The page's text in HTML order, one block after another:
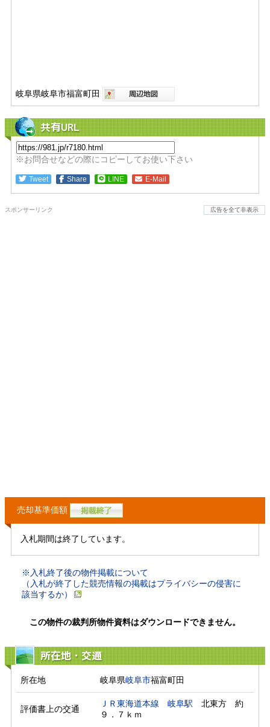
岐阜県岐阜市福富町田
共有URL
※お問合せなどの際にコピーしてお使い下さい
Tweet Share LINE E-Mail
スポンサーリンク 広告を全て非表示
売却基準価額
入札期間は終了しています。
※入札終了後の物件掲載について
（入札が終了した競売情報の掲載はプライバシーの侵害に
該当するか）
この物件の裁判所物件資料はダウンロードできません。
所在地・交通
所在地 岐阜県岐阜市福富町田
評価書上の交通
ＪＲ東海道本線 岐阜駅 北東方　約
９．７ｋｍ